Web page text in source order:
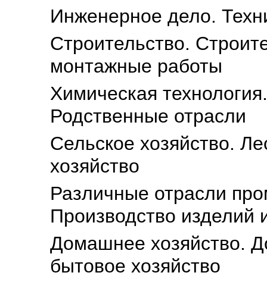
Инженерное дело.
Строительство.
монтажные работы
Химическая
Родственные отрасли
Сельское хозяйство.
хозяйство
Различные отрасли
Производство изделий
Домашнее хозяйство.
бытовое хозяйство